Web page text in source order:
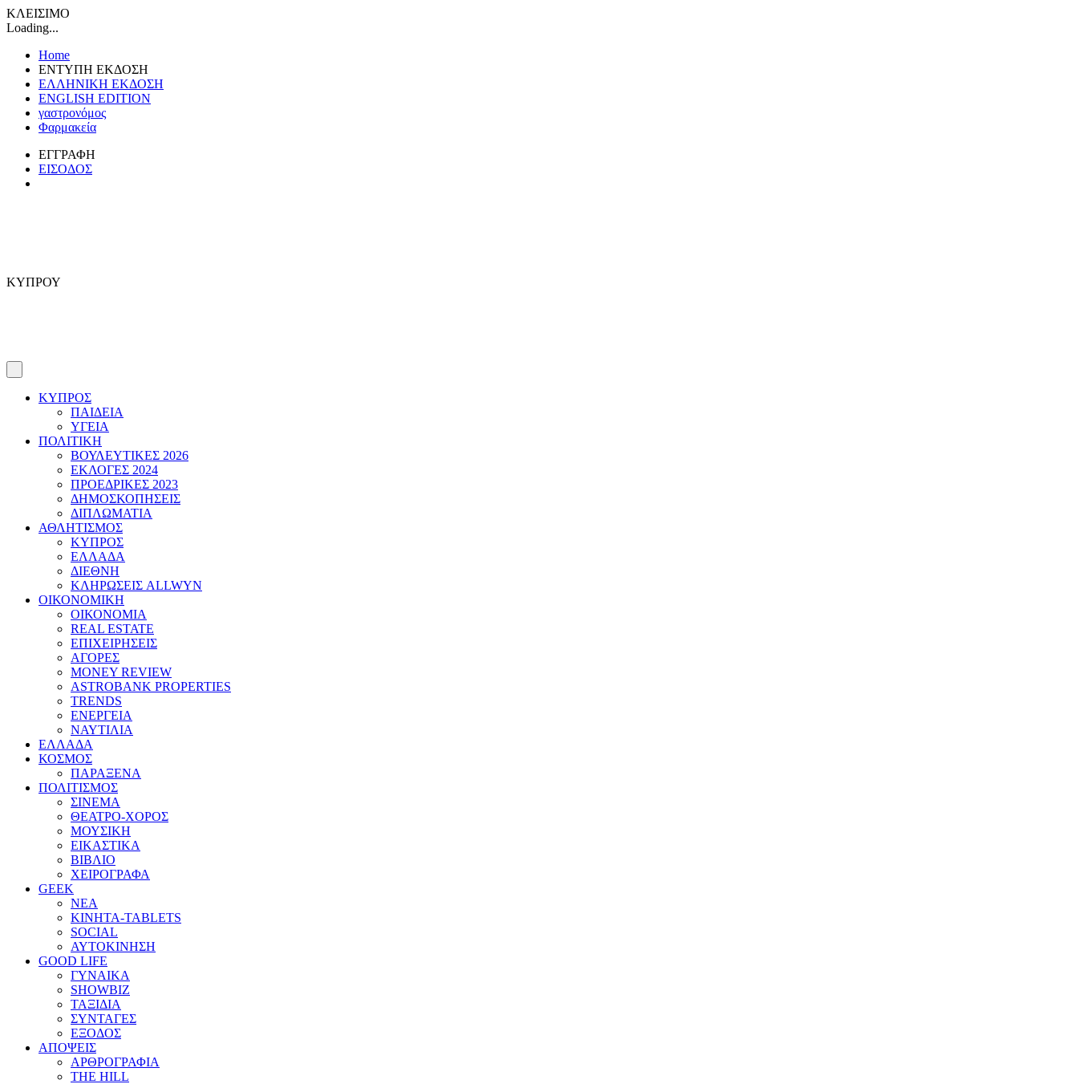
ΚΛΕΙΣΙΜΟ
Loading...
Home
ΕΝΤΥΠΗ ΕΚΔΟΣΗ
ΕΛΛΗΝΙΚΗ ΕΚΔΟΣΗ
ENGLISH EDITION
γαστρονόμος
Φαρμακεία
ΕΓΓΡΑΦΗ
ΕΙΣΟΔΟΣ
ΚΥΠΡΟΥ
ΚΥΠΡΟΣ
ΠΑΙΔΕΙΑ
ΥΓΕΙΑ
ΠΟΛΙΤΙΚΗ
ΒΟΥΛΕΥΤΙΚΕΣ 2026
ΕΚΛΟΓΕΣ 2024
ΠΡΟΕΔΡΙΚΕΣ 2023
ΔΗΜΟΣΚΟΠΗΣΕΙΣ
ΔΙΠΛΩΜΑΤΙΑ
ΑΘΛΗΤΙΣΜΟΣ
ΚΥΠΡΟΣ
ΕΛΛΑΔΑ
ΔΙΕΘΝΗ
ΚΛΗΡΩΣΕΙΣ ALLWYN
ΟΙΚΟΝΟΜΙΚΗ
ΟΙΚΟΝΟΜΙΑ
REAL ESTATE
ΕΠΙΧΕΙΡΗΣΕΙΣ
ΑΓΟΡΕΣ
MONEY REVIEW
ASTROBANK PROPERTIES
TRENDS
ΕΝΕΡΓΕΙΑ
ΝΑΥΤΙΛΙΑ
ΕΛΛΑΔΑ
ΚΟΣΜΟΣ
ΠΑΡΑΞΕΝΑ
ΠΟΛΙΤΙΣΜΟΣ
ΣΙΝΕΜΑ
ΘΕΑΤΡΟ-ΧΟΡΟΣ
ΜΟΥΣΙΚΗ
ΕΙΚΑΣΤΙΚΑ
ΒΙΒΛΙΟ
ΧΕΙΡΟΓΡΑΦΑ
GEEK
ΝΕΑ
ΚΙΝΗΤΑ-TABLETS
SOCIAL
ΑΥΤΟΚΙΝΗΣΗ
GOOD LIFE
ΓΥΝΑΙΚΑ
SHOWBIZ
ΤΑΞΙΔΙΑ
ΣΥΝΤΑΓΕΣ
ΕΞΟΔΟΣ
ΑΠΟΨΕΙΣ
ΑΡΘΡΟΓΡΑΦΙΑ
THE HILL